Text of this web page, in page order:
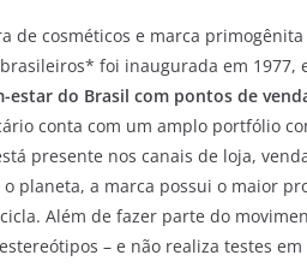
de cosméticos e marca
foi inaugurada em 1977,
estar do Brasil com pontos de
conta com um amplo portfólio
presente nos canais de loja,
planeta, a marca possui o maior
Além de fazer parte do
– e não realiza testes